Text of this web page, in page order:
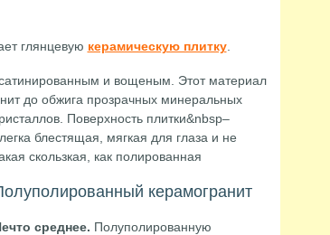
глянцевую керамическую плитку.
и вощеным. Этот материал
до обжига прозрачных минеральных
Поверхность плитки&nbsp–
блестящая, мягкая для глаза и не
скользкая, как полированная
керамогранит
среднее. Полуполированную